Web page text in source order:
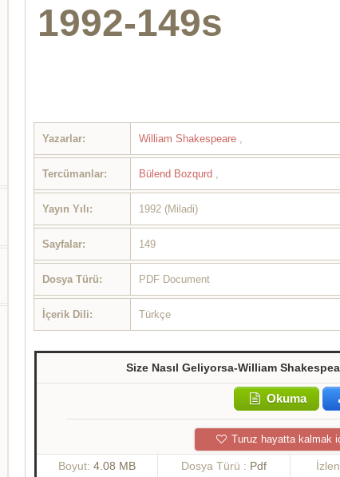
1992-149s
Yazarlar: William Shakespeare
Tercümanlar: Bülend Bozqurd
Yayın Yılı: 1992 (Miladi)
Sayfalar: 149
Dosya Türü: PDF Document
İçerik Dili: Türkçe
Size Nasıl Geliyorsa-William
Okuma
Turuz hayatta kalmak
Boyut: 4.08 MB Dosya Türü : Pdf